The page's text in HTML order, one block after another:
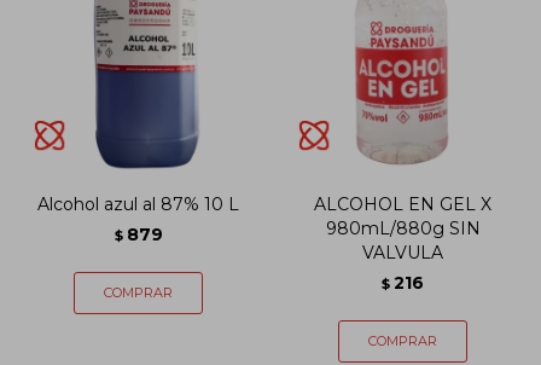
Alcohol azul al 87% 10 L
$ 879
ALCOHOL EN GEL X
980mL/880g SIN
VALVULA
$ 216